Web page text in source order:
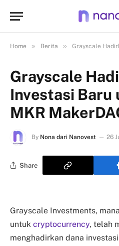
Home » Berita » Grayscale Hadirkan
Grayscale
Investasi Baru
MKR
By Nona dari Nanovest 26
Share
Grayscale Investments,
untuk cryptocurrency, telah
menghadirkan dana